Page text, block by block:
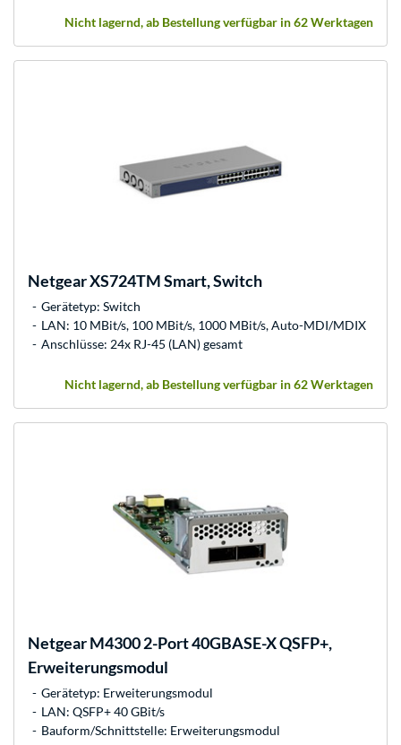
Nicht lagernd, ab Bestellung verfügbar in 62 Werktagen
NetgearXS724TM Smart, Switch
Gerätetyp: Switch
LAN: 10 MBit/s, 100 MBit/s, 1000 MBit/s, Auto-MDI/MDIX
Anschlüsse: 24x RJ-45 (LAN) gesamt
Nicht lagernd, ab Bestellung verfügbar in 62 Werktagen
NetgearM4300 2-Port 40GBASE-X QSFP+,
Erweiterungsmodul
Gerätetyp: Erweiterungsmodul
LAN: QSFP+ 40 GBit/s
Bauform/Schnittstelle: Erweiterungsmodul